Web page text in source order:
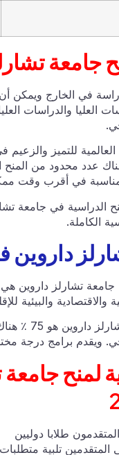
جامعة
في الخارج ويمكن
العليا والدراسات
، فهناك عدد محدود من
في أقرب وقت
في جامعة
الكاملة.
داروين
جامعة تشارلز داروين
والاقتصادية والبيئية
ويقدم برامج درجة
لمنح
طلابا دوليين
تلبية متطلبات